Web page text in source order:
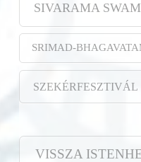
SIVARAMA
SRIMAD-
SZEKÉRFESZTIVÁL
VISSZA